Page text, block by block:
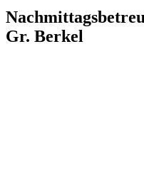
Gr. Berkel